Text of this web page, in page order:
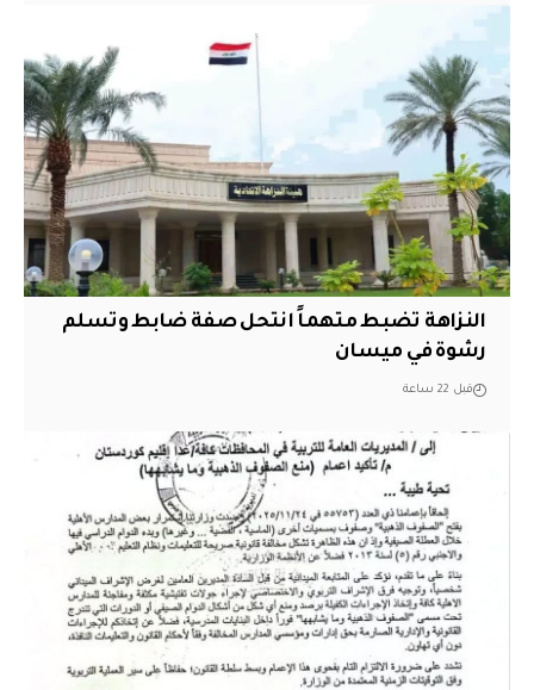
النزاهة تضبط متهماً انتحل صفة ضابط وتسلم
رشوة في ميسان
قبل 22 ساعة